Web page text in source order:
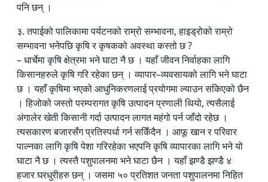
पनि छन् ।
३. तपाईको पालिकामा पर्यटनको राम्रो सम्भावना, हाइड्रोको राम्रो
सम्भावना भनेपछि कृषि र कृषकको अवस्था कस्तो छ ?
– धार्चेमा कृषि क्षेत्रमा भने घाटा नै छ । यहाँ जीवन निर्वाहका लागि
किसानहरुले कृषि गरि रहेका छन् । व्यापार–व्यवसायको लागि भने घाटा
छ । यहाँ कृषिमा भएको आधुनिकरणलाई प्रयोगमा ल्याउन सकिएको छैन
। हिजोको जस्तो परम्परागत कृषि उत्पादन प्रणाली थियो, त्यसैलाई
अंगालेर खेती किसानी गर्दा उत्पादन लागत महंगो पर्न जाँदो रहेछ ।
त्यसकारण बजारसँग प्रतिस्पर्धा गर्न सकिँदैन । आफू खान र परिवार
पाल्नका लागि कृषि पेशा गरिरहेका भएपनि कृषि व्यापारका लागि भने यो
घाटा नै छ । त्यस्तै पशुपालनमा भने घाटा छैन । यहाँ झण्डै झण्डै ४
हजार घरधुरीहरु छन् । जसमा ५० प्रतिशत जनता पशुपालनमा निहित